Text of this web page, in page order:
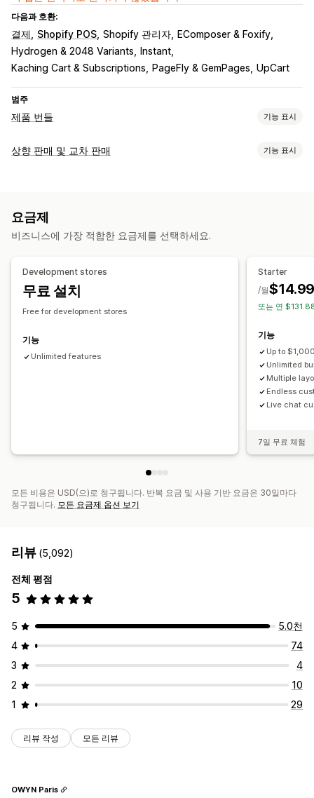
다음과 호환:
결제 Shopify POS Shopify 관리자
EComposer & Foxify
Hydrogen & 2048 Variants
Instant
Kaching Cart & Subscriptions
PageFly & GemPages UpCart
범주
제품 번들 기능 표시
번들 유형
사용자 지정 번들
고정 가격
계층별 가격
균일 할인
백분율 할인 무료 배송
도매가
상향 판매 및 교차 판매 기능 표시
사용자 지정 CSS
여러 통화
여러 언어 사용자 지정 규칙
보증 기간
배송 보호
제품 추가 옵션
수량 할인
우선 순위 처리
요금제
비즈니스에 가장 적합한 요금제를 선택하세요.
Development stores
무료 설치
Free for development stores
기능
Unlimited features
Starter
/월
또는 연
기능
Up to
Unlimited
Multiple
Endless
Live chat
7일 무료 체험
모든 비용은 USD(으)로 청구됩니다. 반복 요금 및 사용 기반 요금은 30일마다
청구됩니다. 모든 요금제 옵션 보기
리뷰 (5,092)
전체 평점
5
5
5.0천
4
74
3
4
2
10
1
29
리뷰 작성 모든 리뷰
OWYN Paris